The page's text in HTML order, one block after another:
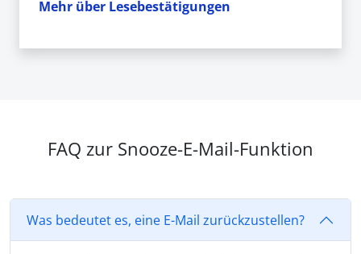
Mehr über Lesebestätigungen
FAQ zur Snooze-E-Mail-Funktion
Was bedeutet es, eine E-Mail zurückzustellen?